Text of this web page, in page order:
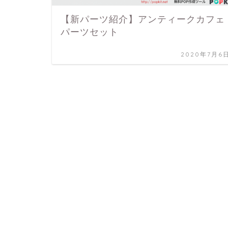
【新パーツ紹介】アンティークカフェ
パーツセット
2020年7月6